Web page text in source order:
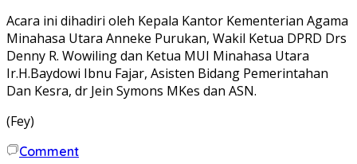
Acara ini dihadiri oleh Kepala Kantor Kementerian Agama
Minahasa Utara Anneke Purukan, Wakil Ketua DPRD Drs
Denny R. Wowiling dan Ketua MUI Minahasa Utara
Ir.H.Baydowi Ibnu Fajar, Asisten Bidang Pemerintahan
Dan Kesra, dr Jein Symons MKes dan ASN.
(Fey)
Comment